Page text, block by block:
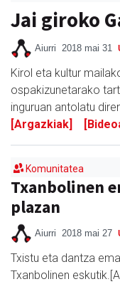
Jai giroko
Aiurri 2018 mai 31
Kirol eta kultur
ospakizunetarako
inguruan antolatu
[Argazkiak]
Komunitatea
Txanbolinen
plazan
Aiurri 2018 mai 27
Txistu eta dantza
Txanbolinen